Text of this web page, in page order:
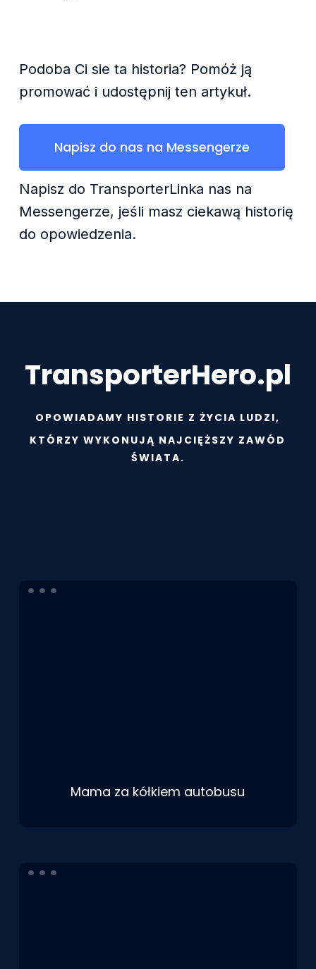
Podoba Ci sie ta historia? Pomóż ją
promować i udostępnij ten artykuł.
Napisz do nas na Messengerze
Napisz do TransporterLinka nas na
Messengerze, jeśli masz ciekawą historię
do opowiedzenia.
TransporterHero.pl
OPOWIADAMY HISTORIE Z ŻYCIA LUDZI,
KTÓRZY WYKONUJĄ NAJCIĘŻSZY ZAWÓD
ŚWIATA.
Mama za kółkiem autobusu